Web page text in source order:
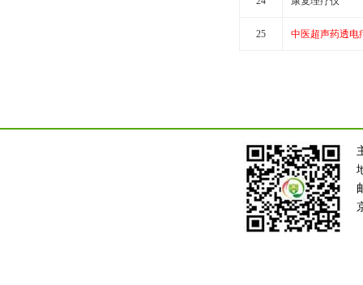
25 中医超声药透电